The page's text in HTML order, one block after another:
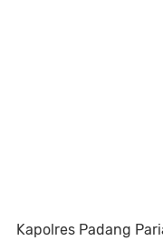
Kapolres Padang